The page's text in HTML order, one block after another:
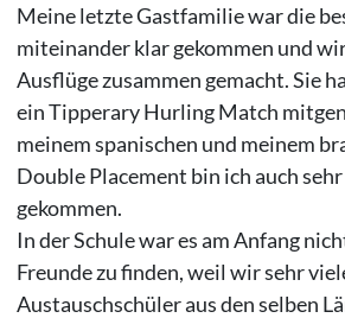
Meine letzte Gastfamilie war die
miteinander klar gekommen und
Ausflüge zusammen gemacht. Sie
ein Tipperary Hurling Match
meinem spanischen und meinem
Double Placement bin ich auch
gekommen.
In der Schule war es am Anfang
Freunde zu finden, weil wir sehr
Austauschschüler aus den selben